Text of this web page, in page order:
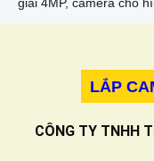
giải 4MP, camera cho
LẮP
CÔNG TY TNHH